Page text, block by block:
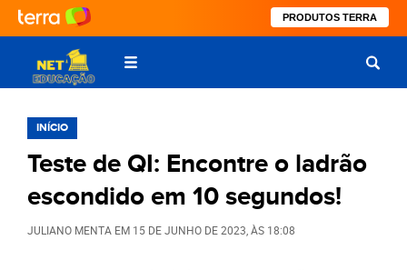
PRODUTOS TERRA
INÍCIO
Teste de QI: Encontre o ladrão
escondido em 10 segundos!
JULIANO MENTA EM 15 DE JUNHO DE 2023 , ÀS 18:08